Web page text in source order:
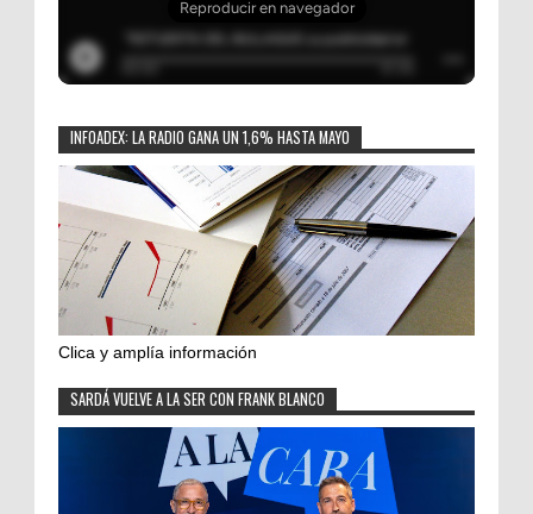
INFOADEX: LA RADIO GANA UN 1,6% HASTA MAYO
Clica y amplía información
SARDÁ VUELVE A LA SER CON FRANK BLANCO